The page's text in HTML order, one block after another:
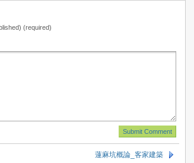
(required)
蓮麻坑概論_客家建築